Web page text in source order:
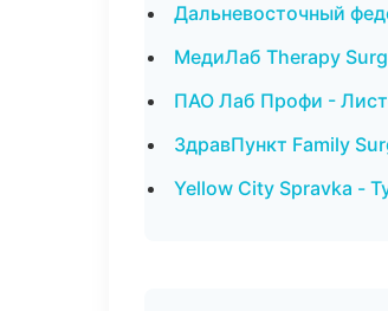
Дальневосточный
МедиЛаб Therapy
ПАО Лаб Профи -
ЗдравПункт Family
Yellow City Spravka -